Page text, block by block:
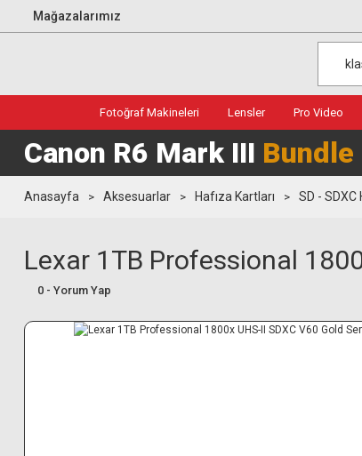
Mağazalarımız
Fotoğraf Makineleri Lensler Pro Video
Canon R6 Mark III
Anasayfa Aksesuarlar Hafıza Kartları SD - SDXC
Lexar 1TB Professional
0 - Yorum Yap